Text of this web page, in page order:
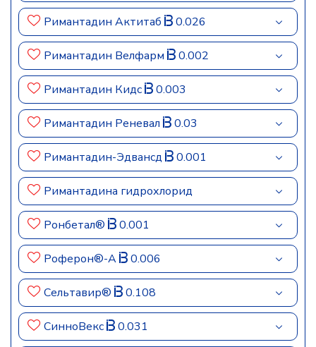
Римантадин Актитаб 0.026
Римантадин Велфарм 0.002
Римантадин Кидс 0.003
Римантадин Реневал 0.03
Римантадин-Эдвансд 0.001
Римантадина гидрохлорид
Ронбетал® 0.001
Роферон®-А 0.006
Сельтавир® 0.108
СинноВекс 0.031